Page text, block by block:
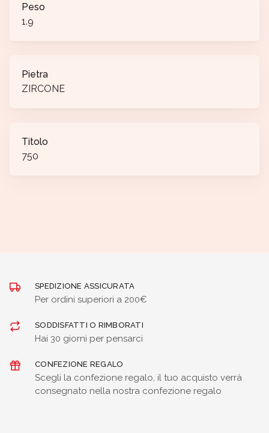
Peso
1.9
Pietra
ZIRCONE
Titolo
750
SPEDIZIONE ASSICURATA
Per ordini superiori a 200€
SODDISFATTI O RIMBORATI
Hai 30 giorni per pensarci
CONFEZIONE REGALO
Scegli la confezione regalo, il tuo acquisto verrà
consegnato nella nostra confezione regalo